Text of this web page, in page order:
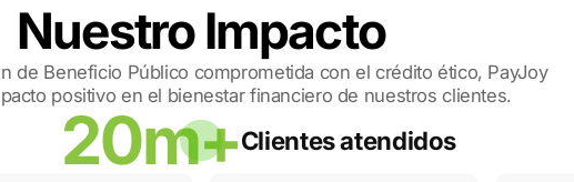
Nuestro Impacto
de Beneficio Público comprometida con el crédito ético, PayJoy
positivo en el bienestar financiero de nuestros clientes.
20m+Clientes atendidos